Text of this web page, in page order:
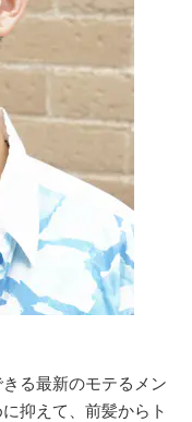
る最新のモテるメン
抑えて、前髪からト